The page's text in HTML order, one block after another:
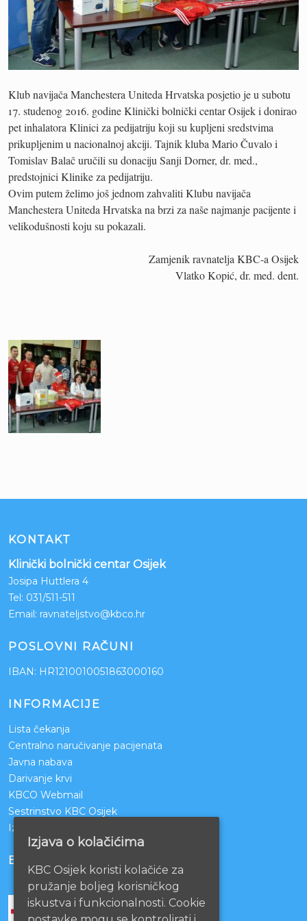
Klub navijača Manchestera Uniteda Hrvatska posjetio je u subotu
17. studenog 2016. godine Klinički bolnički centar Osijek i donirao
pet inhalatora Klinici za pedijatriju koji su kupljeni sredstvima
prikupljenim u nacionalnoj akciji. Tajnik kluba Mario Čuvalo i
Tomislav Balač uručili su donaciju Sanji Dorner, dr. med.,
predstojnici Klinike za pedijatriju.
Ovim putem želimo još jednom zahvaliti Klubu navijača
Manchestera Uniteda Hrvatska na brzi za naše najmanje pacijente i
velikodušnosti koju su pokazali.
Zamjenik ravnatelja KBC-a Osijek
Vlatko Kopić, dr. med. dent.
KONTAKT
Klinički bolnički centar Osijek
Josipa Huttlera 4
Tel: 031/511-511
Email: ravnateljstvo@kbco.hr
POSLOVNI RAČUNI
IBAN: HR1210010051863000160
INFORMACIJE
Lista čekanja
Centralno naručivanje pacijenata
Javna nabava
Darivanje krvi
KBCO Webmail
Sestrinstvo KBC Osijek
Izjava o pristupačnosti mrežnih stranica
BOLNICE PARTNERI
Izjava o kolačićima
KBC Osijek koristi kolačiće za
pružanje boljeg korisničkog
iskustva i funkcionalnosti. Cookie